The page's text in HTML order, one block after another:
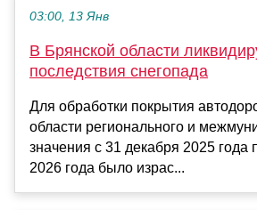
03:00, 13 Янв
В Брянской области
последствия снегопада
Для обработки покрытия
области регионального и
значения с 31 декабря 2025 года
2026 года было израс...